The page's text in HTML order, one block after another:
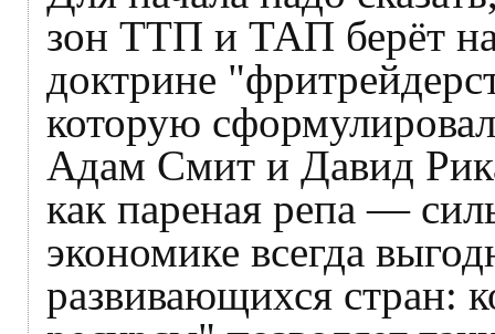
зон ТТП и ТАП берёт
доктрине
которую
Адам Смит и Давид
как пареная репа —
экономике всегда
развивающихся стран: